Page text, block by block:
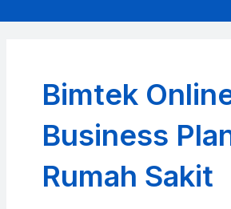
Bimtek
Business
Rumah Sakit